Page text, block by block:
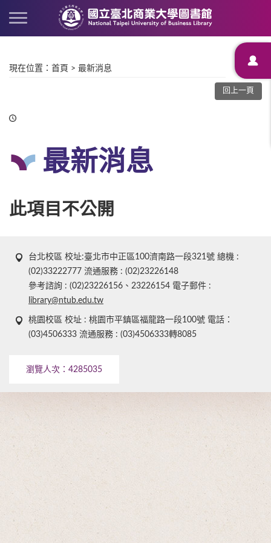
現在位置 ： 首頁 > 最新消息
回上一頁
最新消息
此項目不公開
台北校區 校址:臺北市中正區100濟南路一段321號 總機 :
(02)33222777 流通服務 : (02)23226148
參考諮詢 : (02)23226156、23226154 電子郵件 :
library@ntub.edu.tw
桃園校區 校址 : 桃園市平鎮區福龍路一段100號 電話：
(03)4506333 流通服務 : (03)4506333轉8085
瀏覽人次： 4285035